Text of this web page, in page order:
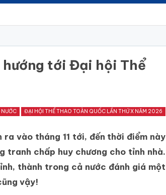
hướng tới Đại hội Thể
ĐẠI HỘI THỂ THAO TOÀN QUỐC LẦN THỨ X NĂM 2026
vào tháng 11 tới, đến thời điểm này
tranh chấp huy chương cho tỉnh nhà.
thành trong cả nước đánh giá một
vậy!